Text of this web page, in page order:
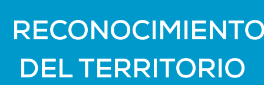
DEL TERRITORIO